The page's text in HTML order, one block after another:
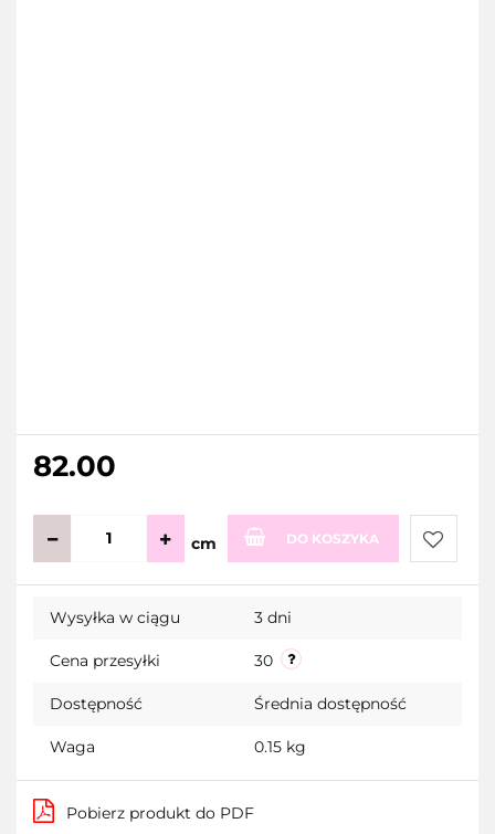
82.00
cm DO KOSZYKA
Do
Wysyłka w ciągu 3 dni
Cena przesyłki 30
Dostępność Średnia dostępność
Waga 0.15 kg
Pobierz produkt do PDF